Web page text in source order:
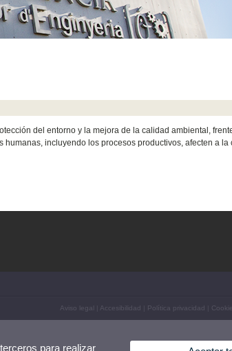
del entorno y la mejora de la calidad ambiental,
incluyendo los procesos productivos, afecten a
Aviso legal Accesibilidad Política privacidad
para realizar